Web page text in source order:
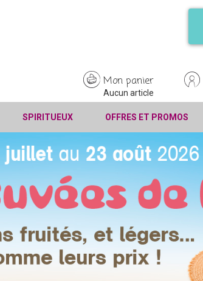
Mon panier
Aucun article
SPIRITUEUX OFFRES ET PROMOS